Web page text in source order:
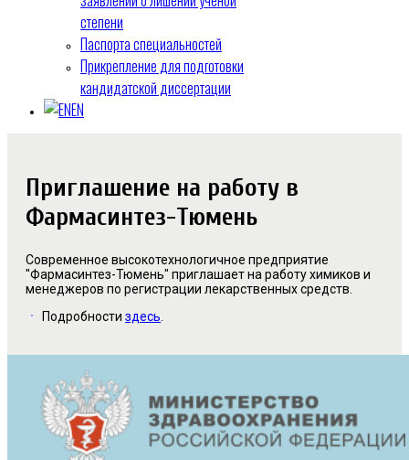
степени
Паспорта специальностей
Прикрепление для подготовки
кандидатской диссертации
EN
Приглашение на работу в
Фармасинтез-Тюмень
Современное высокотехнологичное предприятие
"Фармасинтез-Тюмень" приглашает на работу химиков и
менеджеров по регистрации лекарственных средств.
Подробности здесь.